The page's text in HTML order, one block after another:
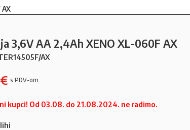
3,6V AA 2,4Ah XENO XL-060F AX
AX
€
kupci! Od 03.08. do 21.08.2024. ne radimo.